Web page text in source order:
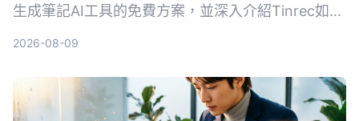
生成筆記AI工具的免費方案，並深入介紹Tinrec如何
2026-08-09